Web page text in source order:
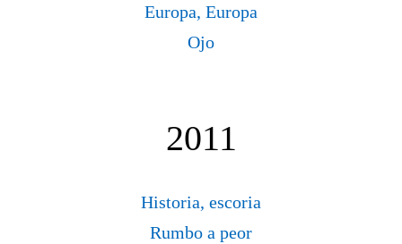
Europa, Europa
Ojo
2011
Historia, escoria
Rumbo a peor